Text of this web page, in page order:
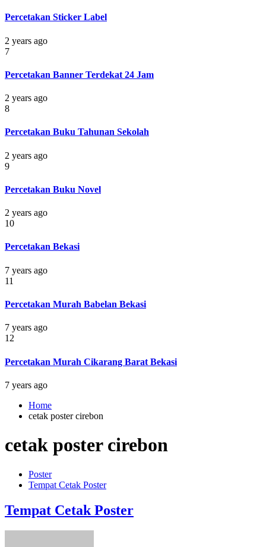
Percetakan Sticker Label
2 years ago
7
Percetakan Banner Terdekat 24 Jam
2 years ago
8
Percetakan Buku Tahunan Sekolah
2 years ago
9
Percetakan Buku Novel
2 years ago
10
Percetakan Bekasi
7 years ago
11
Percetakan Murah Babelan Bekasi
7 years ago
12
Percetakan Murah Cikarang Barat Bekasi
7 years ago
Home
cetak poster cirebon
cetak poster cirebon
Poster
Tempat Cetak Poster
Tempat Cetak Poster